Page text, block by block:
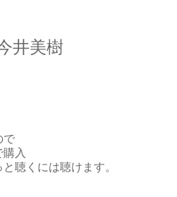
井美樹
で
入
聴くには聴けます。